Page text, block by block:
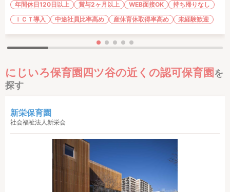
年間休日120日以上 賞与2ヶ月以上 WEB面接OK
持ち帰りなし
ＩＣＴ導入
中途社員比率高め 産休育休取得率高め 未経験歓迎
にじいろ保育園四ツ谷の近くの認可保育園 を
探す
新栄保育園
社会福祉法人新栄会